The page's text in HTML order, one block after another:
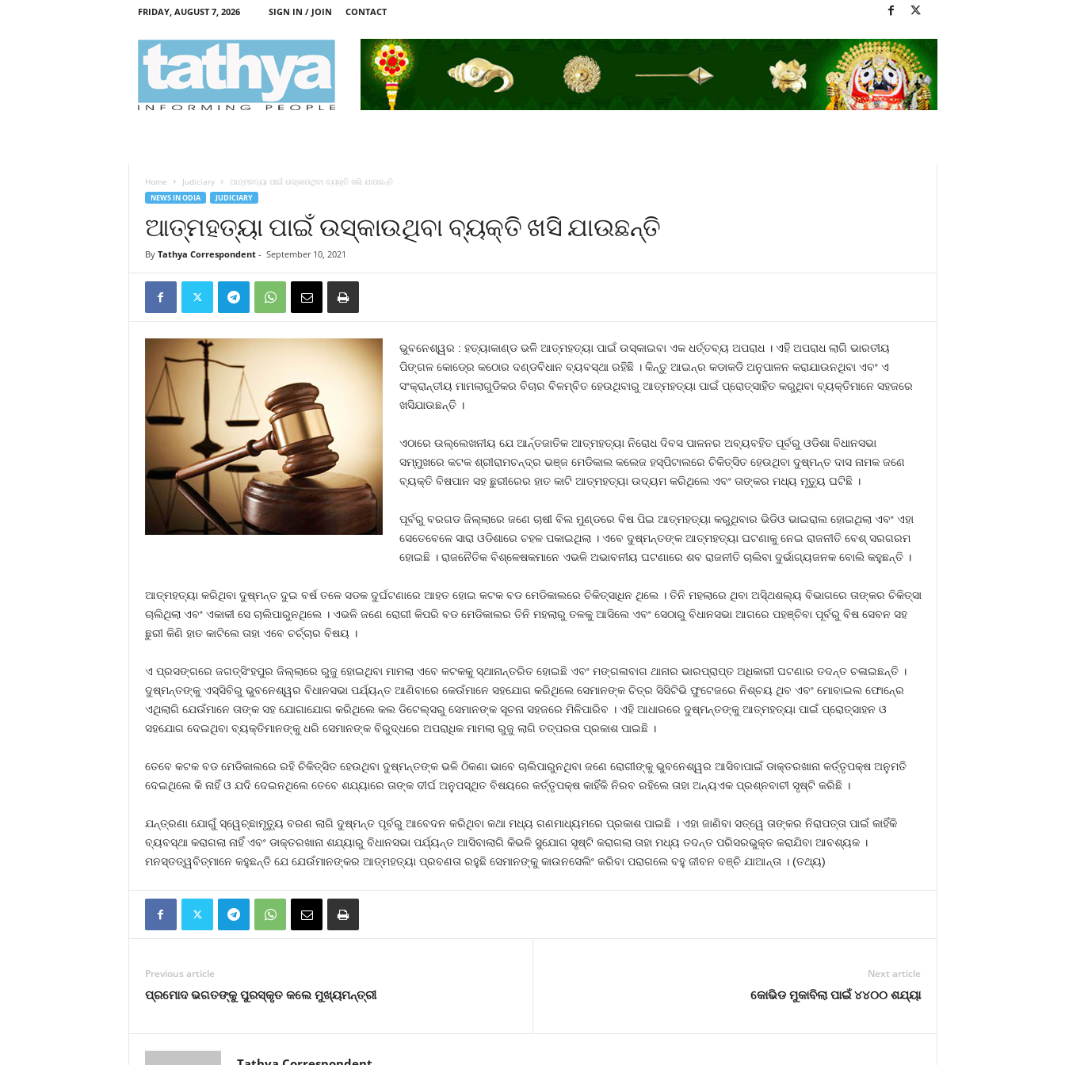
FRIDAY, AUGUST 7, 2026 SIGN IN / JOIN CONTACT
Home Judiciary ଆତ୍ମହତ୍ୟା ପାଇଁ ଉସ୍‍କାଉଥିବା ବ୍ୟକ୍ତି ଖସି ଯାଉଛନ୍ତି
NEWS IN ODIA JUDICIARY
ଆତ୍ମହତ୍ୟା ପାଇଁ ଉସ୍‍କାଉଥିବା ବ୍ୟକ୍ତି ଖସି ଯାଉଛନ୍ତି
By Tathya Correspondent- September 10, 2021
ଭୁବନେଶ୍ୱର : ହତ୍ୟାକାଣ୍ଡ ଭଳି ଆତ୍ମହତ୍ୟା ପାଇଁ ଉସ୍‍କାଇବା ଏକ ଧର୍ତ୍ତବ୍ୟ ଅପରାଧ । ଏହି ଅପରାଧ ଲାଗି ଭାରତୀୟ
ପିଙ୍ଗଳ କୋଡ୍‍ରେ କଠୋର ଦଣ୍ଡବିଧାନ ବ୍ୟବସ୍ଥା ରହିଛି । କିନ୍ତୁ ଆଇନ୍‍ର କଡାକଡି ଅନୁପାଳନ କରାଯାଉନଥିବା ଏବଂ ଏ
ସଂକ୍ରାନ୍ତୀୟ ମାମଲାଗୁଡିକର ବିଚାର ବିଳମ୍ବିତ ହେଉଥିବାରୁ ଆତ୍ମହତ୍ୟା ପାଇଁ ପ୍ରୋତ୍ସାହିତ କରୁଥିବା ବ୍ୟକ୍ତିମାନେ ସହଜରେ
ଖସିଯାଉଛନ୍ତି ।
ଏଠାରେ ଉଲ୍ଲେଖନୀୟ ଯେ ଆର୍ନ୍ତଜାତିକ ଆତ୍ମହତ୍ୟା ନିରୋଧ ଦିବସ ପାଳନର ଅବ୍ୟବହିତ ପୂର୍ବରୁ ଓଡିଶା ବିଧାନସଭା
ସମ୍ମୁଖରେ କଟକ ଶ୍ରୀରାମଚନ୍ଦ୍ର ଭଞ୍ଜ ମେଡିକାଲ କଲେଜ ହସ୍ପିଟାଲରେ ଚିକିତ୍ସିତ ହେଉଥିବା ଦୁଷ୍ମନ୍ତ ଦାସ ନାମକ ଜଣେ
ବ୍ୟକ୍ତି ବିଷପାନ ସହ ଛୁରୀରେର ହାତ କାଟି ଆତ୍ମହତ୍ୟା ଉଦ୍ୟମ କରିଥିଲେ ଏବଂ ତାଙ୍କର ମଧ୍ୟ ମୃତ୍ୟୁ ଘଟିଛି ।
ପୂର୍ବରୁ ବରଗଡ ଜିଲ୍ଲାରେ ଜଣେ ଚାଷୀ ବିଲ ମୁଣ୍ଡରେ ବିଷ ପିଇ ଆତ୍ମହତ୍ୟା କରୁଥିବାର ଭିଡିଓ ଭାଇରାଲ ହୋଇଥିଲା ଏବଂ ଏହା
ସେତେବେଳେ ସାରା ଓଡିଶାରେ ଚହଳ ପକାଇଥିଲା । ଏବେ ଦୁଷ୍ମନ୍ତଙ୍କ ଆତ୍ମହତ୍ୟା ଘଟଣାକୁ ନେଇ ରାଜନୀତି ବେଶ୍‍ ସରଗରମ
ହୋଇଛି । ରାଜନୈତିକ ବିଶ୍ଳେଷକମାନେ ଏଭଳି ଅଭାବନୀୟ ଘଟଣାରେ ଶବ ରାଜନୀତି ଚାଲିବା ଦୁର୍ଭାଗ୍ୟଜନକ ବୋଲି କହୁଛନ୍ତି ।
ଆତ୍ମହତ୍ୟା କରିଥିବା ଦୁଷ୍ମନ୍ତ ଦୁଇ ବର୍ଷ ତଳେ ସଡକ ଦୁର୍ଘଟଣାରେ ଆହତ ହୋଇ କଟକ ବଡ ମେଡିକାଲରେ ଚିକିତ୍ସାଧିନ ଥିଲେ । ତିନି ମହଲାରେ ଥିବା ଅସି୍ଥଶଲ୍ୟ ବିଭାଗରେ ତାଙ୍କର ଚିକିତ୍ସା
ଚାଲିଥିଲା ଏବଂ ଏକାକୀ ସେ ଚାଲିପାରୁନଥିଲେ । ଏଭଳି ଜଣେ ରୋଗୀ କିପରି ବଡ ମେଡିକାଲର ତିନି ମହଲାରୁ ତଳକୁ ଆସିଲେ ଏବଂ ସେଠାରୁ ବିଧାନସଭା ଆଗରେ ପହଞ୍ଚିବା ପୂର୍ବରୁ ବିଷ ସେବନ ସହ
ଛୁରୀ କିଣି ହାତ କାଟିଲେ ତାହା ଏବେ ଚର୍ଚ୍ଚାର ବିଷୟ ।
ଏ ପ୍ରସଙ୍ଗରେ ଜଗତ୍‍ସିଂହପୁର ଜିଲ୍ଲାରେ ରୁଜୁ ହୋଇଥିବା ମାମଲା ଏବେ କଟକକୁ ସ୍ଥାନାନ୍ତରିତ ହୋଇଛି ଏବଂ ମଙ୍ଗଳାବାଗ ଥାନାର ଭାରପ୍ରାପ୍ତ ଅଧିକାରୀ ଘଟଣାର ତଦନ୍ତ ଚଳାଇଛନ୍ତି ।
ଦୁଷ୍ମନ୍ତଙ୍କୁ ଏସ୍‍ସିବିରୁ ଭୁବନେଶ୍ୱର ବିଧାନସଭା ପର୍ଯ୍ୟନ୍ତ ଆଣିବାରେ କେଉଁମାନେ ସହଯୋଗ କରିଥିଲେ ସେମାନଙ୍କ ଚିତ୍ର ସିସିଟିଭି ଫୁଟେଜରେ ନିଶ୍ଚୟ ଥିବ ଏବଂ ମୋବାଇଲ ଫୋନ୍‍ରେ
ଏଥିଲାଗି ଯେଉଁମାନେ ତାଙ୍କ ସହ ଯୋଗାଯୋଗ କରିଥିଲେ କଲ ଡିଟେଲ୍ସରୁ ସେମାନଙ୍କ ସୂଚନା ସହଜରେ ମିଳିପାରିବ । ଏହି ଆଧାରରେ ଦୁଷ୍ମନ୍ତଙ୍କୁ ଆତ୍ମହତ୍ୟା ପାଇଁ ପ୍ରୋତ୍ସାହନ ଓ
ସହଯୋଗ ଦେଇଥିବା ବ୍ୟକ୍ତିମାନଙ୍କୁ ଧରି ସେମାନଙ୍କ ବିରୁଦ୍ଧରେ ଅପରାଧିକ ମାମଲା ରୁଜୁ ଲାଗି ତତ୍ପରତା ପ୍ରକାଶ ପାଇଛି ।
ତେବେ କଟକ ବଡ ମେଡିକାଲରେ ରହି ଚିକିତ୍ସିତ ହେଉଥିବା ଦୁଷ୍ମନ୍ତଙ୍କ ଭଳି ଠିକଣା ଭାବେ ଚାଲିପାରୁନଥିବା ଜଣେ ରୋଗୀଙ୍କୁ ଭୁବନେଶ୍ୱର ଆସିବାପାଇଁ ଡାକ୍ତରଖାନା କର୍ତ୍ତୃପକ୍ଷ ଅନୁମତି
ଦେଇଥିଲେ କି ନାହିଁ ଓ ଯଦି ଦେଇନଥିଲେ ତେବେ ଶଯ୍ୟାରେ ତାଙ୍କ ଦୀର୍ଘ ଅନୁପସ୍ଥିତ ବିଷୟରେ କର୍ତ୍ତୃପକ୍ଷ କାହିଁକି ନିରବ ରହିଲେ ତାହା ଅନ୍ୟଏକ ପ୍ରଶ୍ନବାଚୀ ସୃଷ୍ଟି କରିଛି ।
ଯନ୍ତ୍ରଣା ଯୋଗୁଁ ସ୍ୱେଚ୍ଛାମୃତ୍ୟୁ ବରଣ ଲାଗି ଦୁଷ୍ମନ୍ତ ପୂର୍ବରୁ ଆବେଦନ କରିଥିବା କଥା ମଧ୍ୟ ଗଣମାଧ୍ୟମରେ ପ୍ରକାଶ ପାଇଛି । ଏହା ଜାଣିବା ସତ୍ୱେ ତାଙ୍କର ନିରାପତ୍ତା ପାଇଁ କାହିଁକି
ବ୍ୟବସ୍ଥା କରାଗଲା ନାହିଁ ଏବଂ ଡାକ୍ତରଖାନା ଶଯ୍ୟାରୁ ବିଧାନସଭା ପର୍ଯ୍ୟନ୍ତ ଆସିବାଲାଗି କିଭଳି ସୁଯୋଗ ସୃଷ୍ଟି କରାଗଲା ତାହା ମଧ୍ୟ ତଦନ୍ତ ପରିସରଭୁକ୍ତ କରାଯିବା ଆବଶ୍ୟକ ।
ମନସ୍ତତ୍ୱବିତ୍‍ମାନେ କହୁଛନ୍ତି ଯେ ଯେଉଁମାନଙ୍କର ଆତ୍ମହତ୍ୟା ପ୍ରବଣତା ରହୁଛି ସେମାନଙ୍କୁ କାଉନସେଲିଂ କରିବା ପରାଗଲେ ବହୁ ଜୀବନ ବଞ୍ଚି ଯାଆନ୍ତା । (ତଥ୍ୟ)
Previous article
ପ୍ରମୋଦ ଭଗତଙ୍କୁ ପୁରସ୍କୃତ କଲେ ମୁଖ୍ୟମନ୍ତ୍ରୀ
Next article
କୋଭିଡ ମୁକାବିଲା ପାଇଁ ୪୪୦୦ ଶଯ୍ୟା